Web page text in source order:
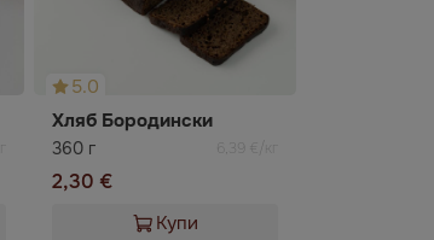
5.0
Хляб Бородински
360 г 6,39 €/кг
2,30 €
Купи